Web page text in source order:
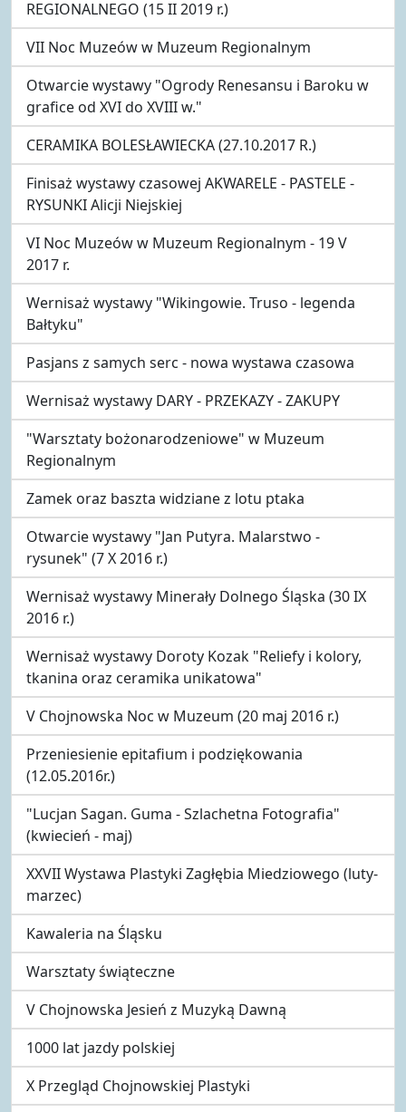
REGIONALNEGO (15 II 2019 r.)
VII Noc Muzeów w Muzeum Regionalnym
Otwarcie wystawy "Ogrody Renesansu i Baroku w
grafice od XVI do XVIII w."
CERAMIKA BOLESŁAWIECKA (27.10.2017 R.)
Finisaż wystawy czasowej AKWARELE - PASTELE -
RYSUNKI Alicji Niejskiej
VI Noc Muzeów w Muzeum Regionalnym - 19 V
2017 r.
Wernisaż wystawy "Wikingowie. Truso - legenda
Bałtyku"
Pasjans z samych serc - nowa wystawa czasowa
Wernisaż wystawy DARY - PRZEKAZY - ZAKUPY
"Warsztaty bożonarodzeniowe" w Muzeum
Regionalnym
Zamek oraz baszta widziane z lotu ptaka
Otwarcie wystawy "Jan Putyra. Malarstwo -
rysunek" (7 X 2016 r.)
Wernisaż wystawy Minerały Dolnego Śląska (30 IX
2016 r.)
Wernisaż wystawy Doroty Kozak "Reliefy i kolory,
tkanina oraz ceramika unikatowa"
V Chojnowska Noc w Muzeum (20 maj 2016 r.)
Przeniesienie epitafium i podziękowania
(12.05.2016r.)
"Lucjan Sagan. Guma - Szlachetna Fotografia"
(kwiecień - maj)
XXVII Wystawa Plastyki Zagłębia Miedziowego (luty-
marzec)
Kawaleria na Śląsku
Warsztaty świąteczne
V Chojnowska Jesień z Muzyką Dawną
1000 lat jazdy polskiej
X Przegląd Chojnowskiej Plastyki